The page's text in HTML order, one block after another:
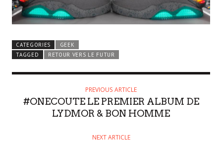
CATEGORIES
GEEK
TAGGED
RETOUR VERS LE FUTUR
PREVIOUS ARTICLE
#ONECOUTE LE PREMIER ALBUM DE
LYDMOR & BON HOMME
NEXT ARTICLE